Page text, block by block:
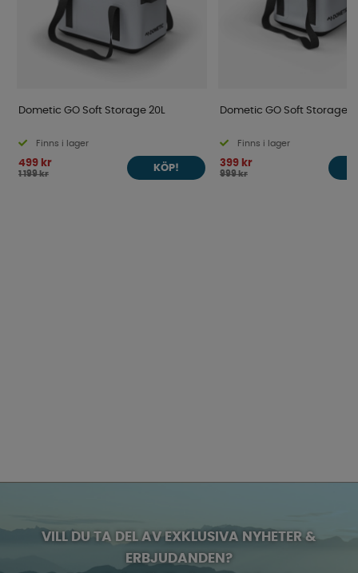
Dometic GO Soft Storage 20L
Finns i lager
499 kr
1 199 kr
KÖP!
Dometic GO Soft Storage
Finns i lager
399 kr
999 kr
VILL DU TA DEL AV EXKLUSIVA NYHETER &
ERBJUDANDEN?